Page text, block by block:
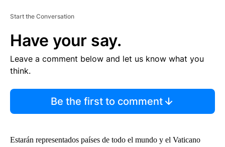
Start the Conversation
Have your say.
Leave a comment below and let us know what you
think.
Be the first to comment
Estarán representados países de todo el mundo y el Vaticano